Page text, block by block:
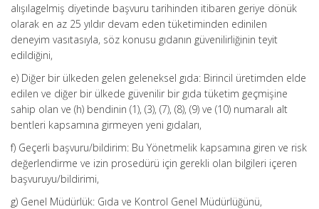
alışılagelmiş diyetinde başvuru tarihinden itibaren geriye dönük
olarak en az 25 yıldır devam eden tüketiminden edinilen
deneyim vasıtasıyla, söz konusu gıdanın güvenilirliğinin teyit
edildiğini,
e) Diğer bir ülkeden gelen geleneksel gıda: Birincil üretimden elde
edilen ve diğer bir ülkede güvenilir bir gıda tüketim geçmişine
sahip olan ve (h) bendinin (1), (3), (7), (8), (9) ve (10) numaralı alt
bentleri kapsamına girmeyen yeni gıdaları,
f) Geçerli başvuru/bildirim: Bu Yönetmelik kapsamına giren ve risk
değerlendirme ve izin prosedürü için gerekli olan bilgileri içeren
başvuruyu/bildirimi,
g) Genel Müdürlük: Gıda ve Kontrol Genel Müdürlüğünü,